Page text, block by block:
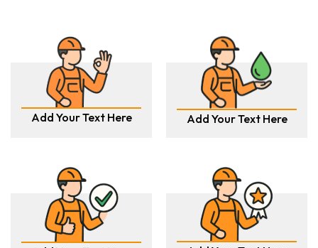
Add Your Text Here Add Your Text Here